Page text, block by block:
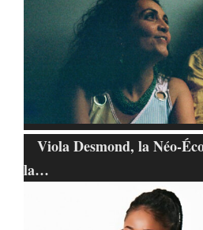
Viola Desmond, la Néo-
la…